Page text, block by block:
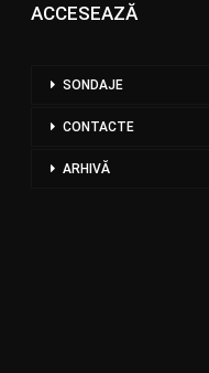
ACCESEAZĂ
SONDAJE
CONTACTE
ARHIVĂ